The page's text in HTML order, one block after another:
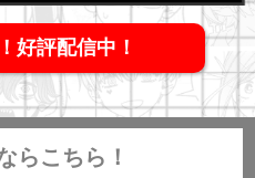
好評配信中！
らこちら！